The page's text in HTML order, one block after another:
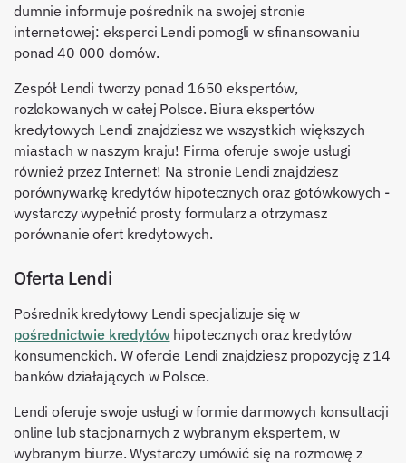
dumnie informuje pośrednik na swojej stronie
internetowej: eksperci Lendi pomogli w sfinansowaniu
ponad 40 000 domów.
Zespół Lendi tworzy ponad 1650 ekspertów,
rozlokowanych w całej Polsce. Biura ekspertów
kredytowych Lendi znajdziesz we wszystkich większych
miastach w naszym kraju! Firma oferuje swoje usługi
również przez Internet! Na stronie Lendi znajdziesz
porównywarkę kredytów hipotecznych oraz gotówkowych -
wystarczy wypełnić prosty formularz a otrzymasz
porównanie ofert kredytowych.
Oferta Lendi
Pośrednik kredytowy Lendi specjalizuje się w
pośrednictwie kredytówhipotecznych oraz kredytów
konsumenckich. W ofercie Lendi znajdziesz propozycję z 14
banków działających w Polsce.
Lendi oferuje swoje usługi w formie darmowych konsultacji
online lub stacjonarnych z wybranym ekspertem, w
wybranym biurze. Wystarczy umówić się na rozmowę z